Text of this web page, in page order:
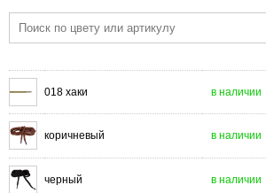
018 хаки в наличии
коричневый в наличии
черный в наличии